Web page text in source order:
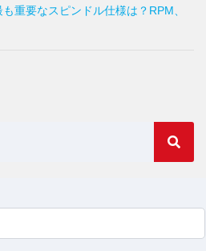
重要なスピンドル仕様は？RPM、